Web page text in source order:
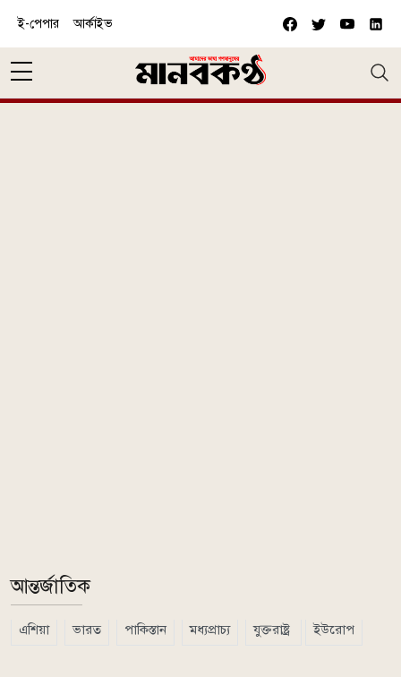
ই-পেপার আর্কাইভ
আন্তর্জাতিক
এশিয়া ভারত পাকিস্তান মধ্যপ্রাচ্য যুক্তরাষ্ট্র ইউরোপ